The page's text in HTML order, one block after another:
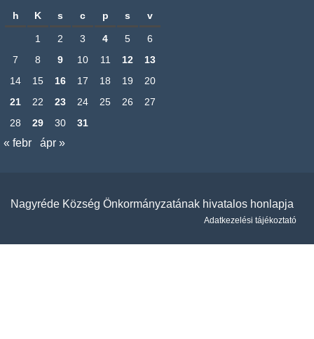
h K s c p s v
1 2 3 4 5
6
7
8 9 10 11 12
13
14
15 16 17 18 19
20
21
22 23 24 25 26
27
28
29 30 31
« febr ápr »
Nagyréde Község Önkormányzatának hivatalos honlapja
Adatkezelési tájékoztató